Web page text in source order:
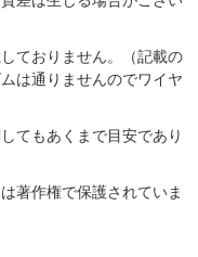
ておりません。（記載の
は通りませんのでワイヤ
てもあくまで目安であり
著作権で保護されていま